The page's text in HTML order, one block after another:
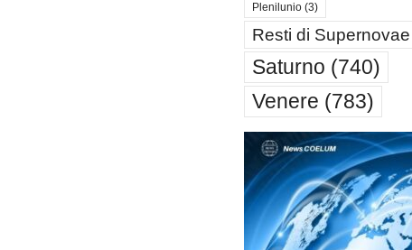
Plenilunio(3)
Resti di Supernovae
Saturno (740)
Venere (783)